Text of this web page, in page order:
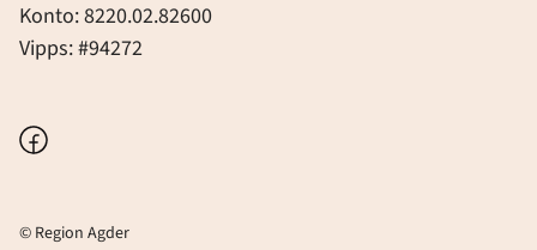
Konto: 8220.02.82600
Vipps: #94272
Facebook
© Region Agder